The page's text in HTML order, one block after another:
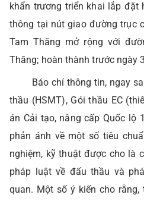
khẩn trương triển khai lắp đặt
thông tại nút giao đường trục
Tam Thăng mở rộng với
Thăng; hoàn thành trước ngày
Báo chí thông tin, ngay
thầu (HSMT), Gói thầu EC
án Cải tạo, nâng cấp Quốc lộ
phản ánh về một số tiêu
nghiệm, kỹ thuật được cho là
pháp luật về đấu thầu và
quan. Một số ý kiến cho